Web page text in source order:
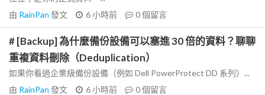
由 RainPan 發文 6 小時前 0個留言
# [Backup] 為什麼備份設備可以塞進 30 倍的資料？聊聊
重複資料刪除（Deduplication）
如果你看過企業級備份設備（例如 Dell PowerProtect DD 系列）...
由 RainPan 發文 6 小時前 0個留言